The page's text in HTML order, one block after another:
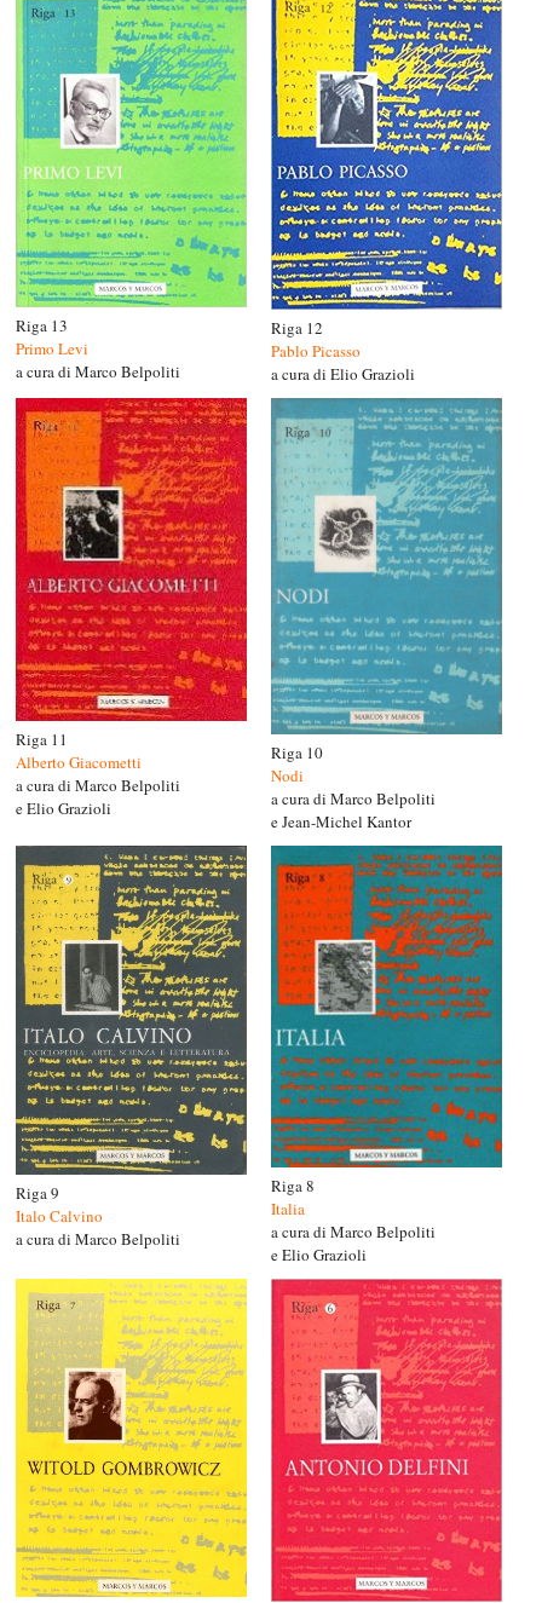
Riga 13
Primo Levi
a cura di Marco Belpoliti
Riga 12
Pablo Picasso
a cura di Elio Grazioli
Riga 11
Alberto Giacometti
a cura di Marco Belpoliti
e Elio Grazioli
Riga 10
Nodi
a cura di Marco Belpoliti
e Jean-Michel Kantor
Riga 9
Italo Calvino
a cura di Marco Belpoliti
Riga 8
Italia
a cura di Marco Belpoliti
e Elio Grazioli